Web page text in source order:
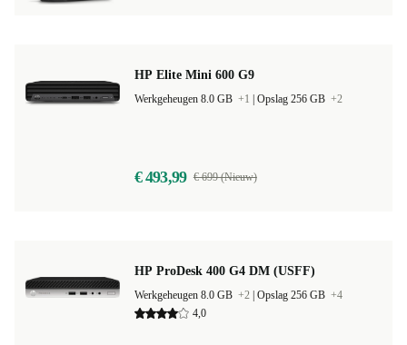
HP Elite Mini 600 G9
Werkgeheugen 8.0 GB +1 Opslag 256 GB +2
€ 493,99 € 699 (Nieuw)
HP ProDesk 400 G4 DM (USFF)
Werkgeheugen 8.0 GB +2 Opslag 256 GB +4
4,0